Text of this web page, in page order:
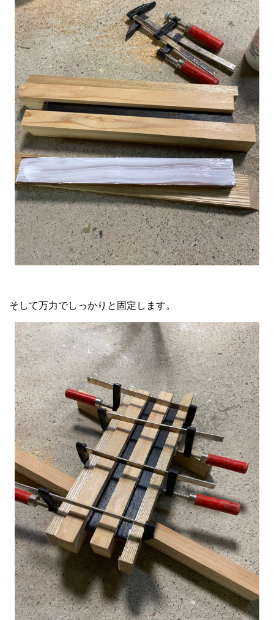
そして万力でしっかりと固定します。